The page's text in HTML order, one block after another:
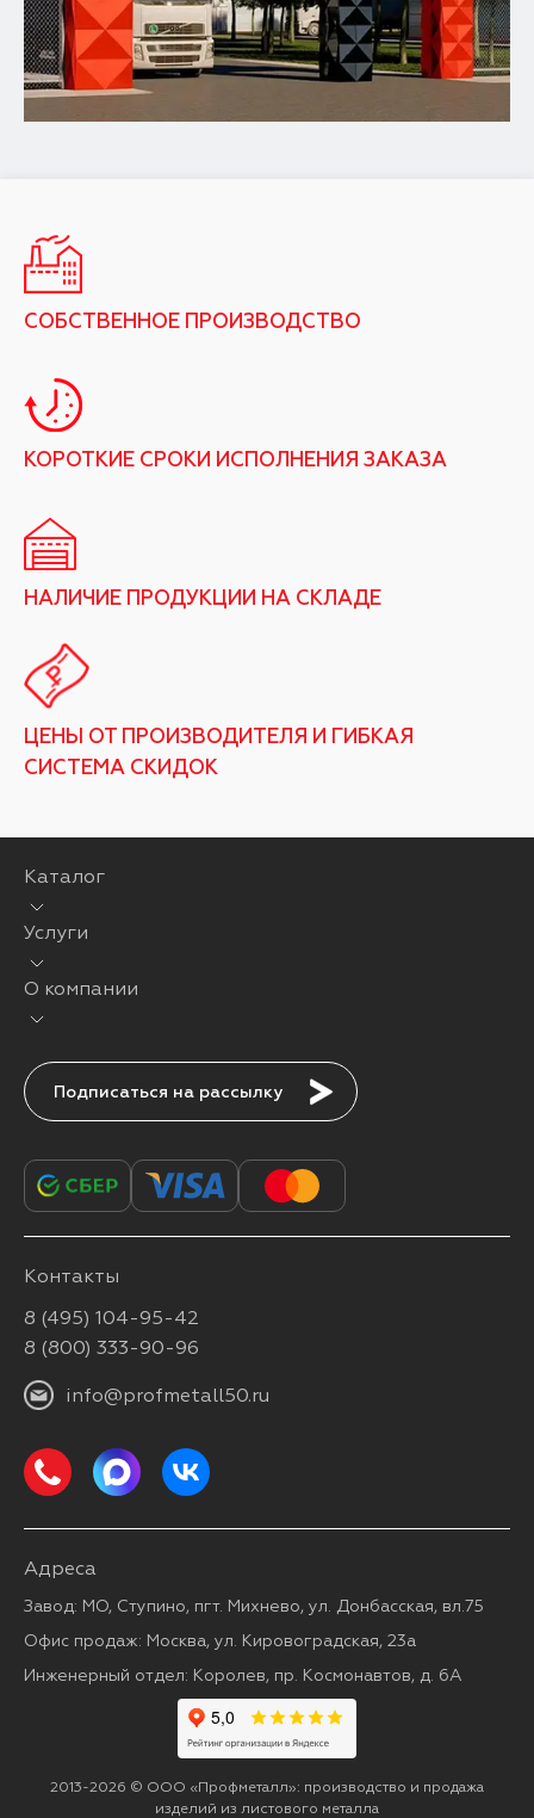
СОБСТВЕННОЕ ПРОИЗВОДСТВО
КОРОТКИЕ СРОКИ ИСПОЛНЕНИЯ ЗАКАЗА
НАЛИЧИЕ ПРОДУКЦИИ НА СКЛАДЕ
ЦЕНЫ ОТ ПРОИЗВОДИТЕЛЯ И ГИБКАЯ
СИСТЕМА СКИДОК
Каталог
Услуги
О компании
Подписаться
Контакты
8 (495) 104-95-42
8 (800) 333-90-96
info@profmetall50.ru
Адреса
Завод: МО, Ступино, пгт. Михнево, ул. Донбасская, вл.75
Офис продаж: Москва, ул. Кировоградская, 23а
Инженерный отдел: Королев, пр. Космонавтов, д. 6А
2013-2026 © ООО «Профметалл»: производство и продажа
изделий из листового металла